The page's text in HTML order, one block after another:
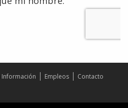
Información Empleos
Contacto